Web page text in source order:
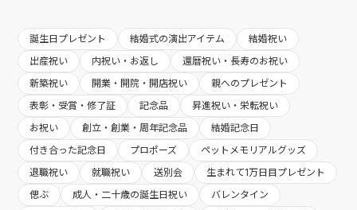
誕生日プレゼント 結婚式の演出アイテム
結婚祝い
出産祝い
内祝い・お返し
還暦祝い・長寿のお祝い
新築祝い
開業・開院・開店祝い
親へのプレゼント
表彰・受賞・修了証
記念品
昇進祝い・栄転祝い
お祝い
創立・創業・周年記念品
結婚記念日
付き合った記念日
プロポーズ
ペットメモリアルグッズ
退職祝い
就職祝い 送別会
生まれて1万日目プレゼント
偲ぶ
成人・二十歳の誕生日祝い
バレンタイン